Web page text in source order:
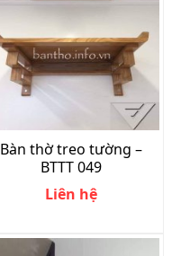
Bàn thờ treo tường –
BTTT 049
Liên hệ